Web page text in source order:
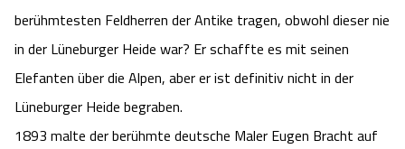
Camping
Urlaub auf dem Bauernhof
Reiten
Kutschen
Regionale Küche
Wildpark Lüneburger Heide
Wildpark Schwarze Berge
Otter Zentrum
Veranstaltungen
Kulinarisches Celle
Unterkünfte Celle
berühmtesten Feldherren der Antike tragen, obwohl dieser nie
in der Lüneburger Heide war? Er schaffte es mit seinen
Elefanten über die Alpen, aber er ist definitiv nicht in der
Lüneburger Heide begraben.
1893 malte der berühmte deutsche Maler Eugen Bracht auf